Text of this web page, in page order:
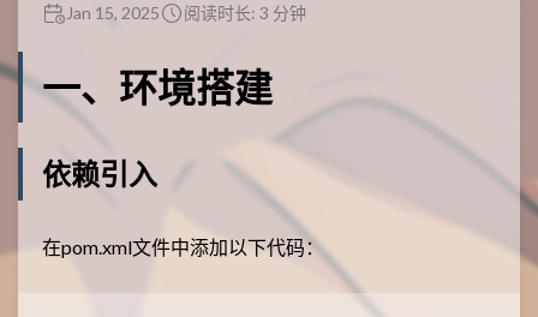
Jan 15, 2025 阅读时长: 3 分钟
一、环境搭建
依赖引入
在pom.xml文件中添加以下代码：